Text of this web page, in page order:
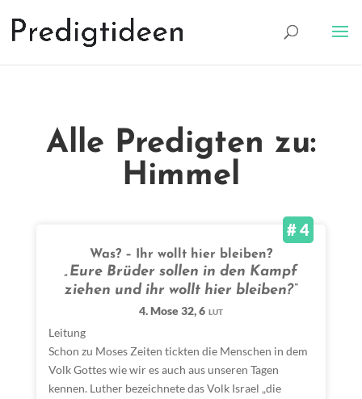
Alle Predigten zu:
Himmel
# 4
Was? – Ihr wollt hier bleiben?
„Eure Brüder sollen in den Kampf
ziehen und ihr wollt hier bleiben?“
4. Mose 32, 6 LUT
Leitung
Schon zu Moses Zeiten tickten die Menschen in dem
Volk Gottes wie wir es auch aus unseren Tagen
kennen. Luther bezeichnete das Volk Israel „die